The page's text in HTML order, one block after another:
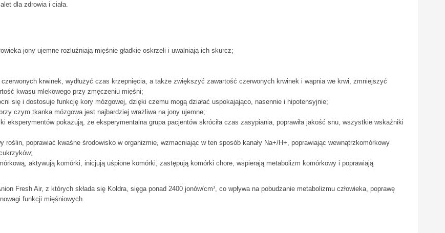
dla zdrowia i ciała.
jony ujemne rozluźniają mięśnie gładkie oskrzeli i uwalniają ich skurcz;
krwinek, wydłużyć czas krzepnięcia, a także zwiększyć zawartość czerwonych krwinek i wapnia we krwi, zmniejszyć
kwasu mlekowego przy zmęczeniu mięśni;
się i dostosuje funkcję kory mózgowej, dzięki czemu mogą działać uspokajająco, nasennie i hipotensyjnie;
czym tkanka mózgowa jest najbardziej wrażliwa na jony ujemne;
eksperymentów pokazują, że eksperymentalna grupa pacjentów skróciła czas zasypiania, poprawiła jakość snu, wszystkie wskaźniki
roślin, poprawiać kwaśne środowisko w organizmie, wzmacniając w ten sposób kanały Na+/H+, poprawiając wewnątrzkomórkowy
aktywują komórki, inicjują uśpione komórki, zastępują komórki chore, wspierają metabolizm komórkowy i poprawiają
Fresh Air, z których składa się Kołdra, sięga ponad 2400 jonów/cm³, co wpływa na pobudzanie metabolizmu człowieka, poprawę
funkcji mięśniowych.